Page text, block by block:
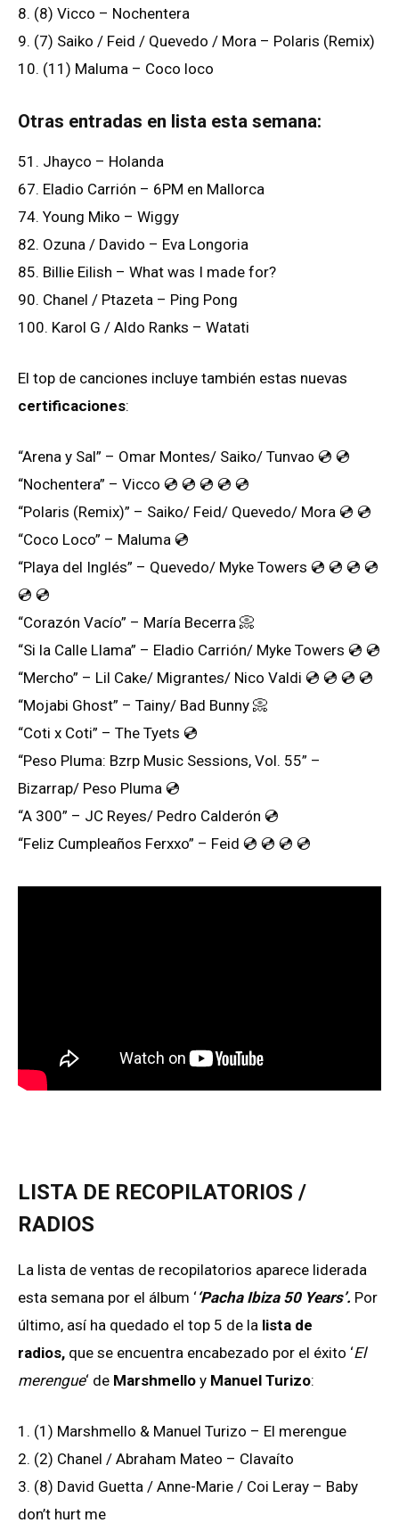
8. (8) Vicco – Nochentera
9. (7) Saiko / Feid / Quevedo / Mora – Polaris (Remix)
10. (11) Maluma – Coco loco
Otras entradas en lista esta semana:
51. Jhayco – Holanda
67. Eladio Carrión – 6PM en Mallorca
74. Young Miko – Wiggy
82. Ozuna / Davido – Eva Longoria
85. Billie Eilish – What was I made for?
90. Chanel / Ptazeta – Ping Pong
100. Karol G / Aldo Ranks – Watati
El top de canciones incluye también estas nuevas
certificaciones:
“Arena y Sal” – Omar Montes/ Saiko/ Tunvao 💿 💿
“Nochentera” – Vicco 💿 💿 💿 💿 💿
“Polaris (Remix)” – Saiko/ Feid/ Quevedo/ Mora 💿 💿
“Coco Loco” – Maluma 💿
“Playa del Inglés” – Quevedo/ Myke Towers 💿 💿 💿 💿
💿 💿
“Corazón Vacío” – María Becerra 📀
“Si la Calle Llama” – Eladio Carrión/ Myke Towers 💿 💿
“Mercho” – Lil Cake/ Migrantes/ Nico Valdi 💿 💿 💿 💿
“Mojabi Ghost” – Tainy/ Bad Bunny 📀
“Coti x Coti” – The Tyets 💿
“Peso Pluma: Bzrp Music Sessions, Vol. 55” –
Bizarrap/ Peso Pluma 💿
“A 300” – JC Reyes/ Pedro Calderón 💿
“Feliz Cumpleaños Ferxxo” – Feid 💿 💿 💿 💿
LISTA DE RECOPILATORIOS /
RADIOS
La lista de ventas de recopilatorios aparece liderada
esta semana por el álbum ‘‘Pacha Ibiza 50 Years’. Por
último, así ha quedado el top 5 de la lista de
radios, que se encuentra encabezado por el éxito ‘El
merengue‘ de Marshmello y Manuel Turizo:
1. (1) Marshmello & Manuel Turizo – El merengue
2. (2) Chanel / Abraham Mateo – Clavaíto
3. (8) David Guetta / Anne-Marie / Coi Leray – Baby
don’t hurt me